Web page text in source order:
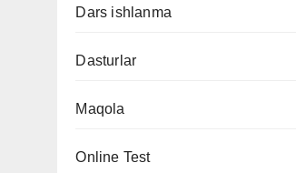
Dars ishlanma
Dasturlar
Maqola
Online Test